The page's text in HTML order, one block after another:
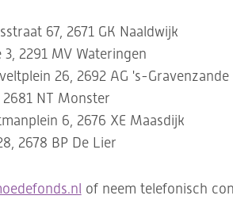
67, 2671 GK Naaldwijk
3, 2291 MV Wateringen
26, 2692 AG 's-Gravenzande
2681 NT Monster
6, 2676 XE Maasdijk
2678 BP De Lier
of neem telefonisch